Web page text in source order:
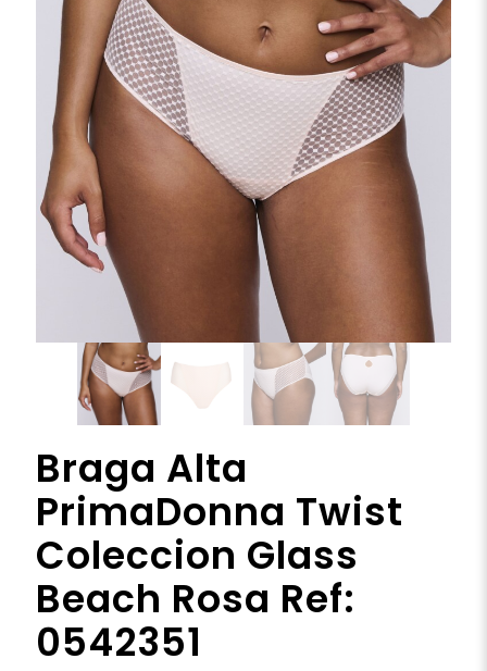
Braga Alta
PrimaDonna Twist
Coleccion Glass
Beach Rosa Ref:
0542351